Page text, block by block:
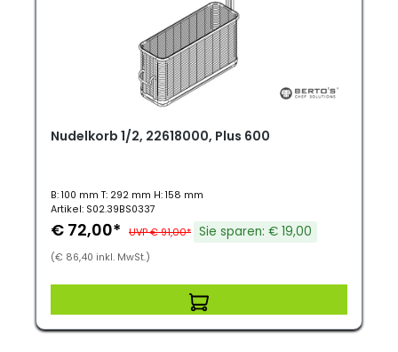
Nudelkorb 1/2, 22618000, Plus 600
B: 100 mm T: 292 mm H: 158 mm
Artikel: S02.39BS0337
€ 72,00* UVP € 91,00* Sie sparen: € 19,00
(€ 86,40 inkl. MwSt.)